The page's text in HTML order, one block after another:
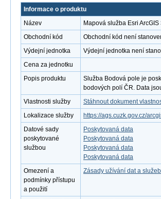
Informace o produktu
Název
Mapová služba Esri
Obchodní kód
Obchodní kód není
Výdejní jednotka
Výdejní jednotka není
Cena za jednotku
Popis produktu
Služba Bodová pole je
bodových polí ČR. Data
Vlastnosti služby
Stáhnout dokument
Lokalizace služby
https://ags.cuzk.gov.cz/
Datové sady
poskytované
službou
Poskytovaná data
Poskytovaná data
Poskytovaná data
Poskytovaná data
Omezení a
podmínky přístupu
a použití
Zásady užívání dat a